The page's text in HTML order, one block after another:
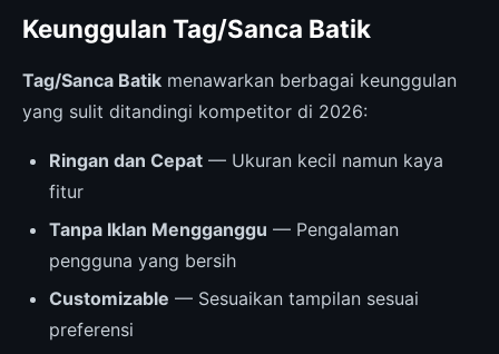
Keunggulan Tag/Sanca Batik
Tag/Sanca Batik menawarkan berbagai keunggulan
yang sulit ditandingi kompetitor di 2026:
Ringan dan Cepat — Ukuran kecil namun kaya
fitur
Tanpa Iklan Mengganggu — Pengalaman
pengguna yang bersih
Customizable — Sesuaikan tampilan sesuai
preferensi